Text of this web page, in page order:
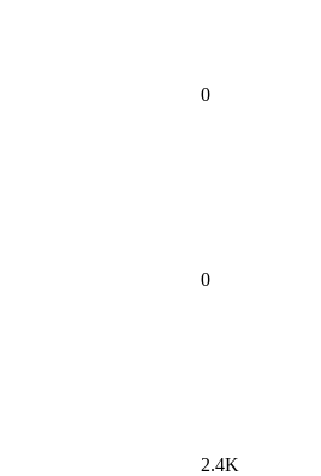
0
0
2.4K